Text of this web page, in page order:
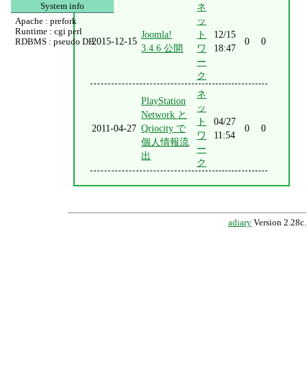
2015-12-15
Joomla!
3.4.6 公開
ネ
ッ
ト
ワ
ー
ク
12/15
18:47
0 0
2011-04-27
PlayStation
Network と
Qriocity で
個人情報流
出
ネ
ッ
ト
ワ
ー
ク
04/27
11:54
0 0
adiary Version 2.28c.
System info
Apache : prefork
Runtime : cgi perl
RDBMS : pseudo DB